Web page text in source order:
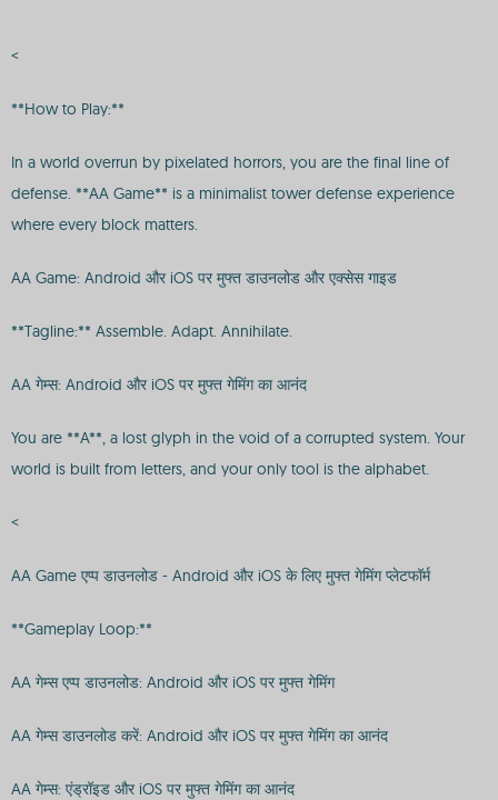
<
**How to Play:**
In a world overrun by pixelated horrors, you are the final line of
defense. **AA Game** is a minimalist tower defense experience
where every block matters.
AA Game: Android और iOS पर मुफ्त डाउनलोड और एक्सेस गाइड
**Tagline:** Assemble. Adapt. Annihilate.
AA गेम्स: Android और iOS पर मुफ्त गेमिंग का आनंद
You are **A**, a lost glyph in the void of a corrupted system. Your
world is built from letters, and your only tool is the alphabet.
<
AA Game एप्प डाउनलोड - Android और iOS के लिए मुफ्त गेमिंग प्लेटफॉर्म
**Gameplay Loop:**
AA गेम्स एप्प डाउनलोड: Android और iOS पर मुफ्त गेमिंग
AA गेम्स डाउनलोड करें: Android और iOS पर मुफ्त गेमिंग का आनंद
AA गेम्स: एंड्रॉइड और iOS पर मुफ्त गेमिंग का आनंद